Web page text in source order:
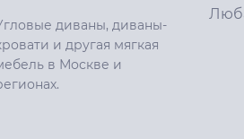
диваны, диваны-
и другая мягкая
в Москве и